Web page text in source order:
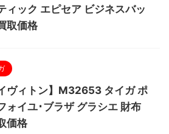
ィック エピセア ビジネスバッ
取価格
ヴィトン】M32653 タイガ ポ
ォイユ･ブラザ グラシエ 財布
価格